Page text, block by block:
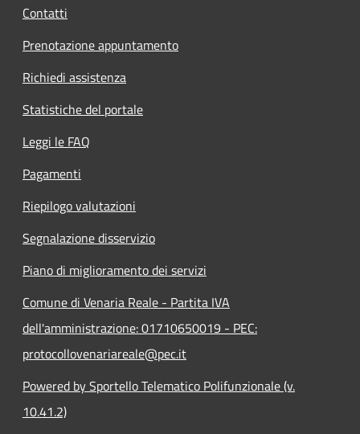
Contatti
Prenotazione appuntamento
Richiedi assistenza
Statistiche del portale
Leggi le FAQ
Pagamenti
Riepilogo valutazioni
Segnalazione disservizio
Piano di miglioramento dei servizi
Comune di Venaria Reale - Partita IVA
dell'amministrazione: 01710650019 - PEC:
protocollovenariareale@pec.it
Powered by Sportello Telematico Polifunzionale (v.
10.41.2)